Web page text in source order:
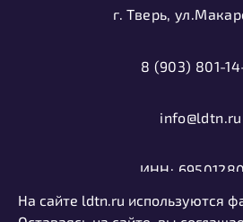
г. Тверь,
8 (903) 801-
info@ldtn.ru
ИНН:
ОГРН:
На сайте ldtn.ru используются